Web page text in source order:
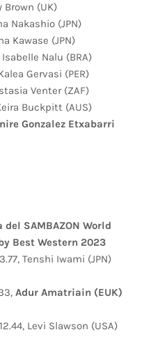
Brown (UK)
Nakashio (JPN)
Kawase (JPN)
Nalu (BRA)
Gervasi (PER)
Venter (ZAF)
Buckpitt (AUS)
Gonzalez Etxabarri
SAMBAZON World
Best Western 2023
Tenshi Iwami (JPN)
Adur Amatriain (EUK)
Levi Slawson (USA)